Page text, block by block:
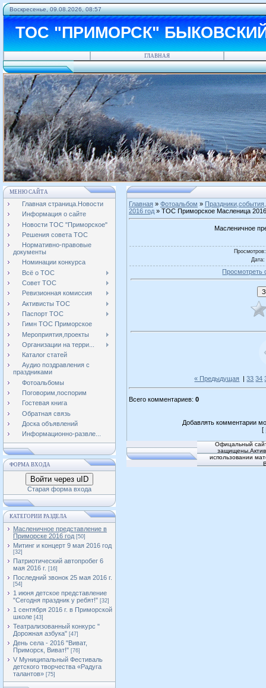
Воскресенье, 09.08.2026, 08:57
ТОС "ПРИМОРСК"
ГЛАВНАЯ
МЕНЮ САЙТА
Главная страница.Новости
Информация о сайте
Новости ТОС "Приморское"
Решения совета ТОС
Нормативно-правовые
документы
Номинации конкурса
Всё о ТОС
Совет ТОС
Ревизионная комиссия
Активисты ТОС
Паспорт ТОС
Гимн ТОС Приморское
Мероприятия,проекты
Организации на терри...
Каталог статей
Аудио поздравления с
праздниками
Фотоальбомы
Поговорим,поспорим
Гостевая книга
Обратная связь
Доска объявлений
Информационно-развле...
ФОРМА ВХОДА
Войти через uID
Старая форма входа
КАТЕГОРИИ РАЗДЕЛА
Масленичное представление в
Приморске 2016 год [50]
Митинг и концерт 9 мая 2016 год
[32]
Патриотический автопробег 6
мая 2016 г. [16]
Последний звонок 25 мая 2016 г.
[54]
1 июня детское представление
"Сегодня праздник у ребят!" [32]
1 сентября 2016 г. в Приморской
школе [43]
Театрализованный конкурс "
Дорожная азбука" [47]
День села - 2016 "Виват,
Приморск, Виват!" [76]
V Муниципальный Фестиваль
детского творчества «Радуга
талантов» [75]
Главная » Фотоальбом »
2016 год » ТОС Приморское Масленица 2016
Масленичное
Просмотров
Дата:
Просмотреть
« Предыдущая |33 34
Всего комментариев: 0
Добавлять комментарии
[
Офицальный
использовании